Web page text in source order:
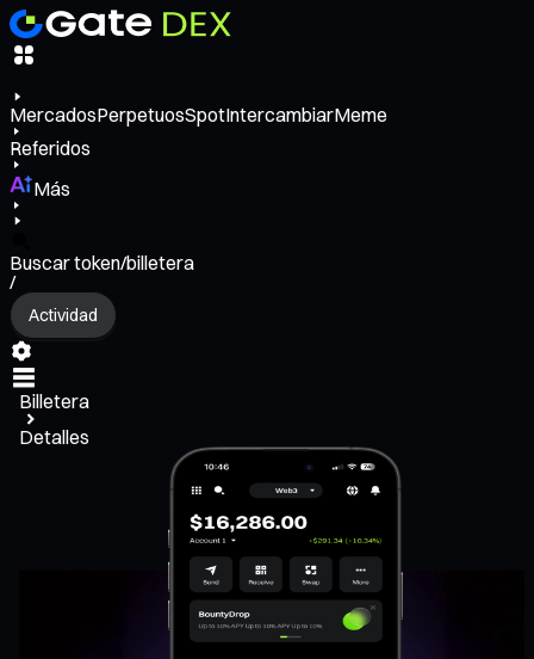
MercadosPerpetuosSpotIntercambiarMeme
Referidos
Más
Buscar token/billetera
/
Actividad
Billetera
Detalles